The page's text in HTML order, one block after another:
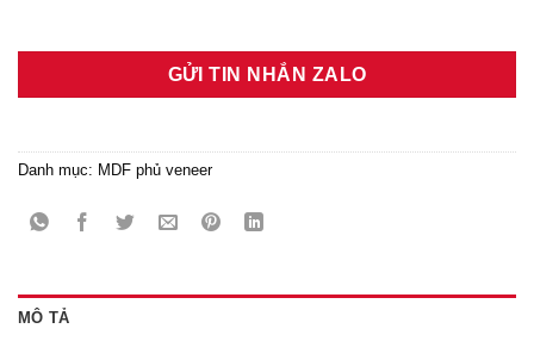
GỬI TIN NHẮN ZALO
Danh mục: MDF phủ veneer
MÔ TẢ